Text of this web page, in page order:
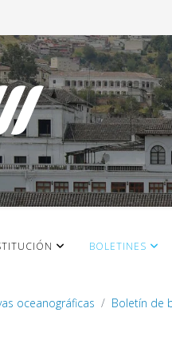
BOLETINES
oceanográficas Boletín de